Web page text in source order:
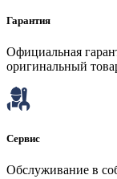
Гарантия
Официальная
оригинальный
Сервис
Обслуживание в